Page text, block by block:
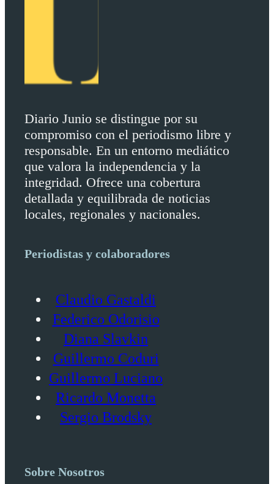
Diario Junio se distingue por su
compromiso con el periodismo libre y
responsable. En un entorno mediático
que valora la independencia y la
integridad. Ofrece una cobertura
detallada y equilibrada de noticias
locales, regionales y nacionales.
Periodistas y colaboradores
Claudio Gastaldi
Federico Odorisio
Diana Slavkin
Guillermo Coduri
Guillermo Luciano
Ricardo Monetta
Sergio Brodsky
Sobre Nosotros